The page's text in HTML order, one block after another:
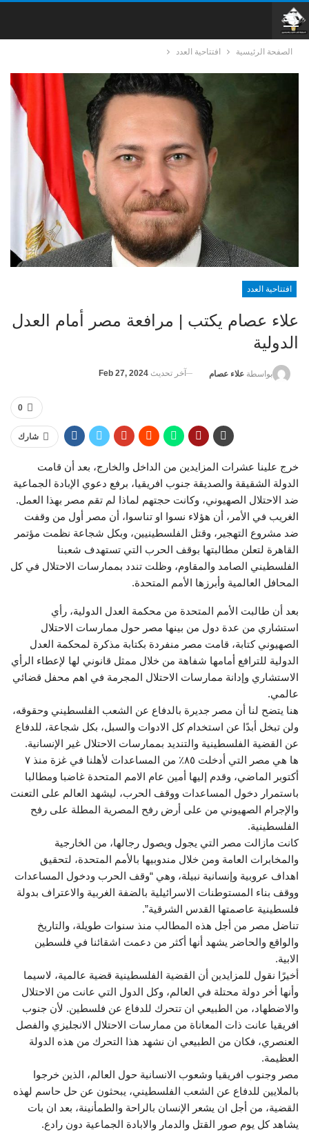
الصفحة الرئيسية افتتاحية العدد
افتتاحية العدد
علاء عصام يكتب | مرافعة مصر أمام العدل
الدولية
بواسطة علاء عصام آخر تحديث Feb 27, 2024
0
شارك
خرج علينا عشرات المزايدين من الداخل والخارج، بعد أن قامت
الدولة الشقيقة والصديقة جنوب افريقيا، برفع دعوي الإبادة الجماعية
ضد الاحتلال الصهيوني، وكانت حجتهم لماذا لم تقم مصر بهذا العمل.
الغريب في الأمر، أن هؤلاء نسوا او تناسوا، أن مصر أول من وقفت
ضد مشروع التهجير، وقتل الفلسطينيين، وبكل شجاعة نظمت مؤتمر
القاهرة لتعلن مطالبتها بوقف الحرب التي تستهدف شعبنا
الفلسطيني الصامد والمقاوم، وظلت تندد بممارسات الاحتلال في كل
المحافل العالمية وأبرزها الأمم المتحدة.
بعد أن طالبت الأمم المتحدة من محكمة العدل الدولية، رأي
استشاري من عدة دول من بينها مصر حول ممارسات الاحتلال
الصهيوني كتابة، قامت مصر منفردة بكتابة مذكرة لمحكمة العدل
الدولية للترافع أمامها شفاهة من خلال ممثل قانوني لها لإعطاء الرأي
الاستشاري وإدانة ممارسات الاحتلال المجرمة في اهم محفل قضائي
عالمي.
هنا يتضح لنا أن مصر جديرة بالدفاع عن الشعب الفلسطيني وحقوقه،
ولن تبخل أبدًا عن استخدام كل الادوات والسبل، بكل شجاعة، للدفاع
عن القضية الفلسطينية والتنديد بممارسات الاحتلال غير الإنسانية.
ها هي مصر التي أدخلت ٨٥٪؜ من المساعدات لأهلنا في غزة منذ ٧
أكتوبر الماضي، وقدم إليها أمين عام الامم المتحدة غاضبا ومطالبا
باستمرار دخول المساعدات ووقف الحرب، ليشهد العالم على التعنت
والإجرام الصهيوني من على أرض رفح المصرية المطلة على رفح
الفلسطينية.
كانت مازالت مصر التي يجول ويصول رجالها، من الخارجية
والمخابرات العامة ومن خلال مندوبيها بالأمم المتحدة، لتحقيق
اهداف عروبية وإنسانية نبيلة، وهي “وقف الحرب ودخول المساعدات
ووقف بناء المستوطنات الاسرائيلية بالضفة الغربية والاعتراف بدولة
فلسطينية عاصمتها القدس الشرقية”.
تناضل مصر من أجل هذه المطالب منذ سنوات طويلة، والتاريخ
والواقع والحاضر يشهد أنها أكثر من دعمت اشقائنا في فلسطين
الابية.
أخيرًا نقول للمزايدين أن القضية الفلسطينية قضية عالمية، لاسيما
وأنها أخر دولة محتلة في العالم، وكل الدول التي عانت من الاحتلال
والاضطهاد، من الطبيعي ان تتحرك للدفاع عن فلسطين. لأن جنوب
افريقيا عانت ذات المعاناة من ممارسات الاحتلال الانجليزي والفصل
العنصري، فكان من الطبيعي ان نشهد هذا التحرك من هذه الدولة
العظيمة.
مصر وجنوب افريقيا وشعوب الانسانية حول العالم، الذين خرجوا
بالملايين للدفاع عن الشعب الفلسطيني، يبحثون عن حل حاسم لهذه
القضية، من أجل ان يشعر الإنسان بالراحة والطمأنينة، بعد ان بات
يشاهد كل يوم صور القتل والدمار والابادة الجماعية دون رادع.